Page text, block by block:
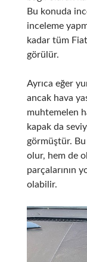
Bu konuda
inceleme
kadar tüm
görülür.
Ayrıca eğer
ancak hava
muhtemelen
kapak da
görmüştür.
olur, hem de
parçalarının
olabilir.